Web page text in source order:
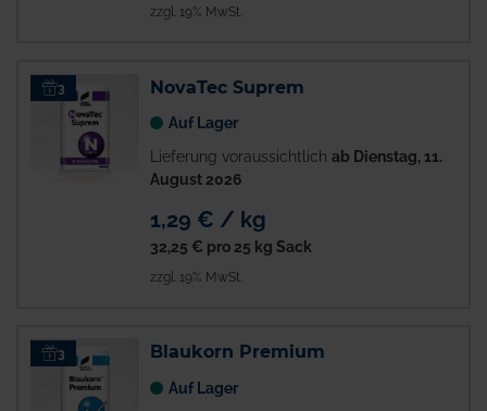
zzgl. 19% MwSt.
3 NovaTec Suprem
Auf Lager
Lieferung voraussichtlich ab Dienstag, 11.
August 2026
1,29 € / kg
32,25 € pro 25 kg Sack
zzgl. 19% MwSt.
3 Blaukorn Premium
Auf Lager